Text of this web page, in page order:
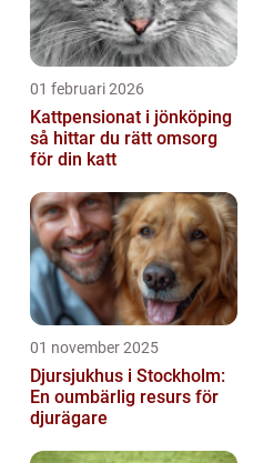
01 februari 2026
Kattpensionat i jönköping
så hittar du rätt omsorg
för din katt
01 november 2025
Djursjukhus i Stockholm:
En oumbärlig resurs för
djurägare